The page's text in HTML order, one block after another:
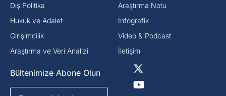
Dış Politika
⁠Hukuk ve Adalet
Girişimcilik
Araştırma ve Veri Analizi
Araştırma Notu
İnfografik
Video & Podcast
İletişim
Bültenimize Abone Olun